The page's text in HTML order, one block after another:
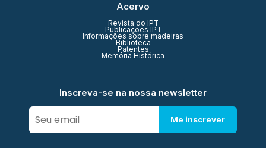
Acervo
Revista do IPT
Publicações IPT
Informações sobre madeiras
Biblioteca
Patentes
Memória Histórica
Inscreva-se na nossa newsletter
Me inscrever